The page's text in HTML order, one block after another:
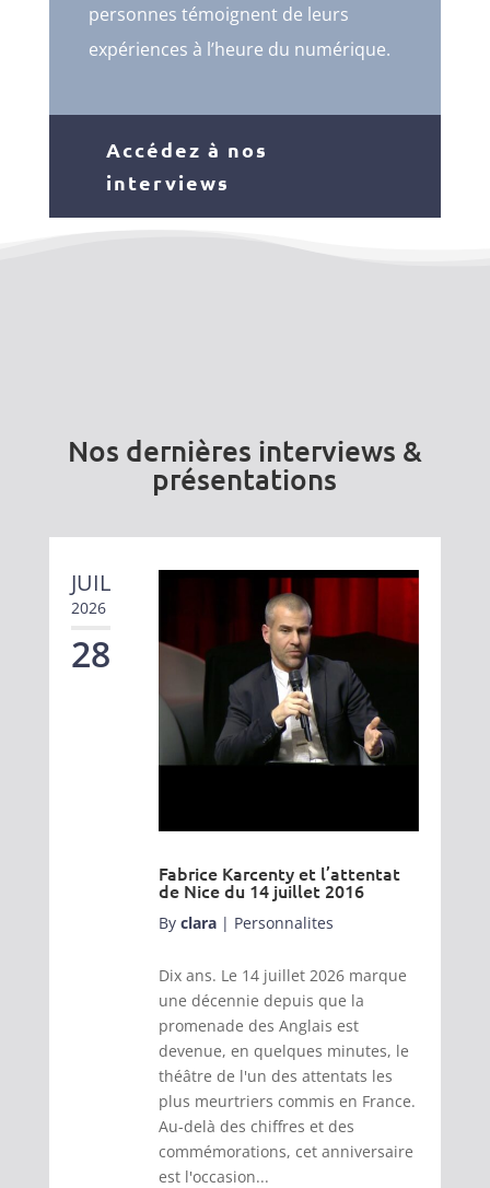
personnes témoignent de leurs
expériences à l’heure du numérique.
Accédez à nos
interviews
Nos dernières interviews &
présentations
JUIL
2026
28
Fabrice Karcenty et l’attentat
de Nice du 14 juillet 2016
By clara| Personnalites
Dix ans. Le 14 juillet 2026 marque
une décennie depuis que la
promenade des Anglais est
devenue, en quelques minutes, le
théâtre de l'un des attentats les
plus meurtriers commis en France.
Au-delà des chiffres et des
commémorations, cet anniversaire
est l'occasion...